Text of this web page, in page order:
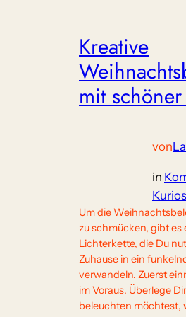
Kreative
mit
von
in
Kurios
Um die
zu schmücken, gibt es
Lichterkette, die Du
Zuhause in ein
verwandeln. Zuerst
im Voraus. Überlege
beleuchten möchtest,